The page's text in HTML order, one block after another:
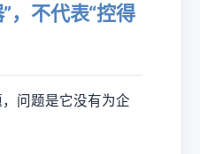
，不代表“控得
问题是它没有为企